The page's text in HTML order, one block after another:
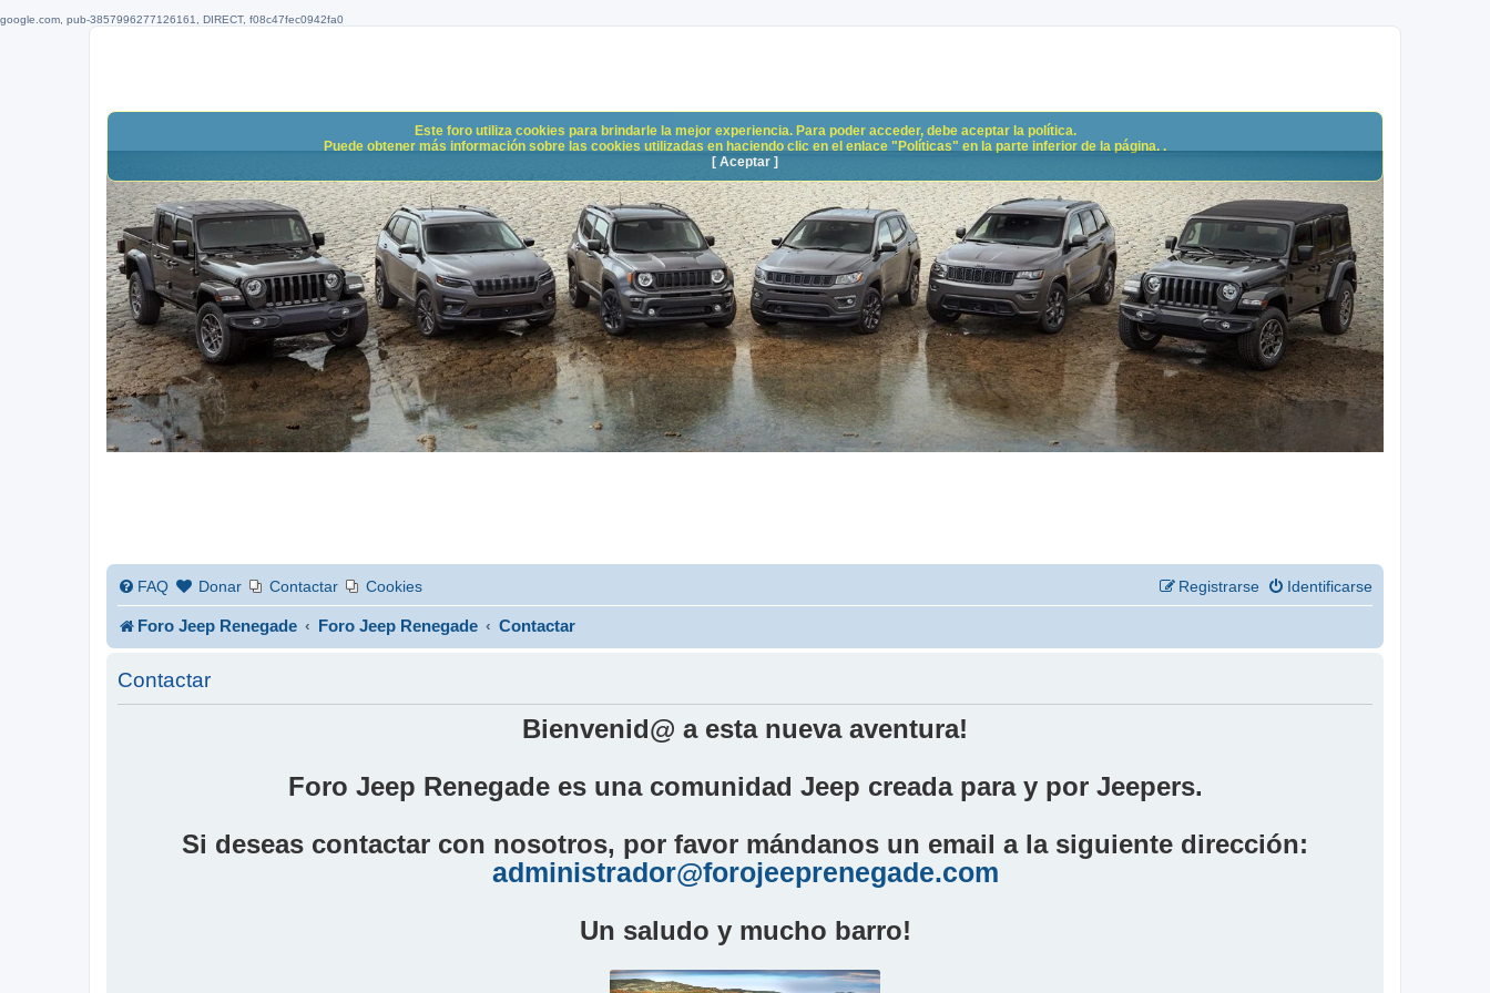
google.com, pub-3857996277126161, DIRECT, f08c47fec0942fa0
FAQ Donar Contactar Cookies Identificarse
Registrarse
Foro Jeep Renegade Foro Jeep Renegade Contactar
Contactar
Bienvenid@ a esta nueva aventura!
Foro Jeep Renegade es una comunidad Jeep creada para y por Jeepers.
Si deseas contactar con nosotros, por favor mándanos un email a la siguiente dirección:
administrador@forojeeprenegade.com
Un saludo y mucho barro!
Este foro utiliza cookies para brindarle la mejor experiencia. Para poder acceder, debe aceptar la política.
Puede obtener más información sobre las cookies utilizadas en haciendo clic en el enlace "Políticas" en la parte inferior de la página. .
[ Aceptar ]